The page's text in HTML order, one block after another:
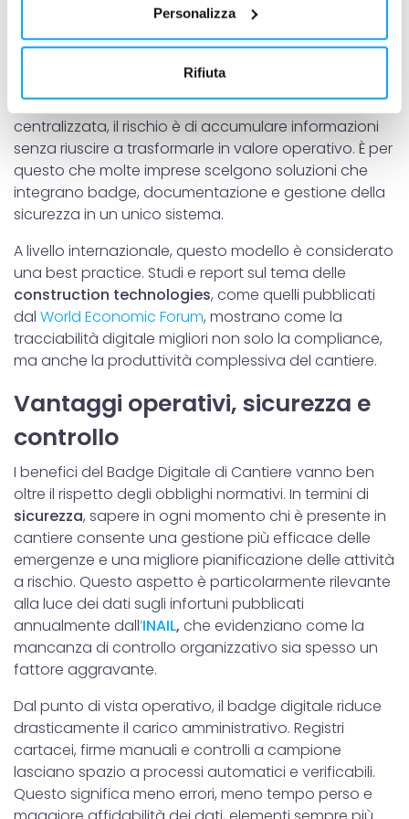
raccogliere informazioni sulla tua posizione
geografica, con un'approssimazione di qualche
Identificare il tuo dispositivo, scansionandolo
attivamente alla ricerca di caratteristiche specifiche
(impronte digitali).
Approfondisci come vengono elaborati i tuoi dati personali
e imposta le tue preferenze nellasezione dettagli . Puoi
modificare o ritirare il tuo consenso in qualsiasi momento
dalla Dichiarazione sui cookie.
Utilizziamo i cookie per personalizzare contenuti ed
annunci, per fornire funzionalità dei social media e per
analizzare il nostro traffico. Condividiamo inoltre
informazioni sul modo in cui utilizzi il nostro sito con i
nostri partner che si occupano di analisi dei dati web,
pubblicità e social media, i quali potrebbero combinarle
con altre informazioni che hai fornito loro o che hanno
raccolto dal tuo utilizzo dei loro servizi.
Personalizza
Rifiuta
Il badge può essere integrato con smartphone,
lettori RFID o totem di accesso, rendendo l’utilizzo
vero valore, però, sta nel software che raccoglie e
organizza i dati. Senza una piattaforma
centralizzata, il rischio è di accumulare informazioni
senza riuscire a trasformarle in valore operativo. È per
questo che molte imprese scelgono soluzioni che
integrano badge, documentazione e gestione della
sicurezza in un unico sistema.
A livello internazionale, questo modello è considerato
una best practice. Studi e report sul tema delle
construction technologies, come quelli pubblicati
dal World Economic Forum, mostrano come la
tracciabilità digitale migliori non solo la compliance,
ma anche la produttività complessiva del cantiere.
Vantaggi operativi, sicurezza e
controllo
I benefici del Badge Digitale di Cantiere vanno ben
oltre il rispetto degli obblighi normativi. In termini di
sicurezza, sapere in ogni momento chi è presente in
cantiere consente una gestione più efficace delle
emergenze e una migliore pianificazione delle attività
a rischio. Questo aspetto è particolarmente rilevante
alla luce dei dati sugli infortuni pubblicati
annualmente dall’INAIL, che evidenziano come la
mancanza di controllo organizzativo sia spesso un
fattore aggravante.
Dal punto di vista operativo, il badge digitale riduce
drasticamente il carico amministrativo. Registri
cartacei, firme manuali e controlli a campione
lasciano spazio a processi automatici e verificabili.
Questo significa meno errori, meno tempo perso e